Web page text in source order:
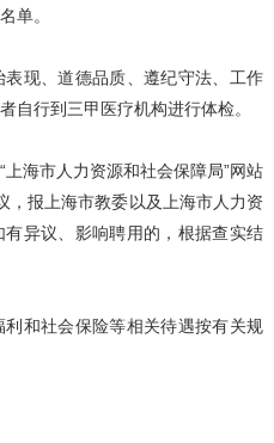
单。
现、道德品质、遵纪守法、工作
自行到三甲医疗机构进行体检。
海市人力资源和社会保障局”网站
，报上海市教委以及上海市人力资
异议、影响聘用的，根据查实结
和社会保险等相关待遇按有关规